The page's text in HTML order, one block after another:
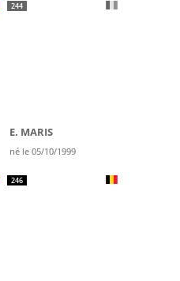
244
E. MARIS
né le 05/10/1999
246